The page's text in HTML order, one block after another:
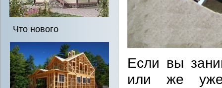
Что нового
Если вы
или же уже